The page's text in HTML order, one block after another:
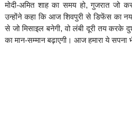
मोदी-अमित शाह का समय हो, गुजरात जो
उन्होंने कहा कि आज शिवपुरी से डिफेंस का
से जो मिसाइल बनेगी, वो लंबी दूरी तय करके
का मान-सम्मान बढ़ाएगी। आज हमारा ये सपना